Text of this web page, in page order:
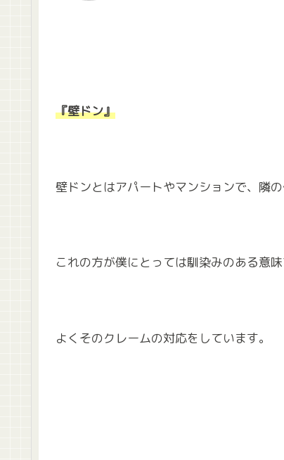
『壁ドン』
壁ドンとはアパートやマンションで、隣
これの方が僕にとっては馴染みのある意味
よくそのクレームの対応をしています。